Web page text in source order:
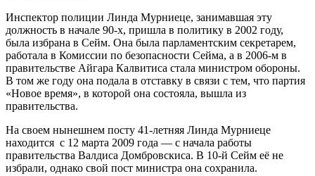
Инспектор полиции Линда Мурниеце, занимавшая эту
должность в начале 90-х, пришла в политику в 2002 году,
была избрана в Сейм. Она была парламентским секретарем,
работала в Комиссии по безопасности Сейма, а в 2006-м в
правительстве Айгара Калвитиса стала министром обороны.
В том же году она подала в отставку в связи с тем, что партия
«Новое время», в которой она состояла, вышла из
правительства.
На своем нынешнем посту 41-летняя Линда Мурниеце
находится с 12 марта 2009 года — с начала работы
правительства Валдиса Домбровскиса. В 10-й Сейм её не
избрали, однако свой пост министра она сохранила.